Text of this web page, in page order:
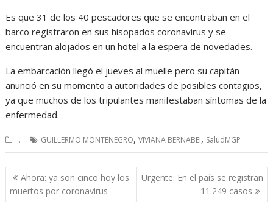
Es que 31 de los 40 pescadores que se encontraban en el
barco registraron en sus hisopados coronavirus y se
encuentran alojados en un hotel a la espera de novedades.
La embarcación llegó el jueves al muelle pero su capitán
anunció en su momento a autoridades de posibles contagios,
ya que muchos de los tripulantes manifestaban síntomas de la
enfermedad.
... GUILLERMO MONTENEGRO,VIVIANA BERNABEI, SaludMGP
Navegación
de
entradas
Ahora: ya son cinco hoy los
muertos por coronavirus
Urgente: En el país se registran
11.249 casos